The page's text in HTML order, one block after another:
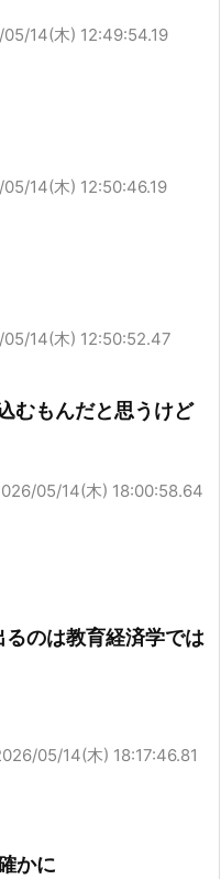
14(木) 12:49:54.19
14(木) 12:50:46.19
14(木) 12:50:52.47
むもんだと思うけど
05/14(木) 18:00:58.64
のは教育経済学では
05/14(木) 18:17:46.81
かに